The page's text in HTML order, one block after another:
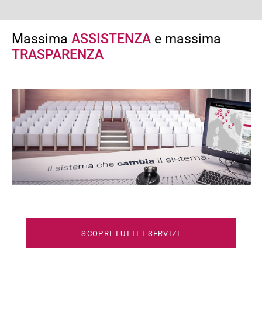
Massima ASSISTENZAe massima
TRASPARENZA
SCOPRI TUTTI I SERVIZI